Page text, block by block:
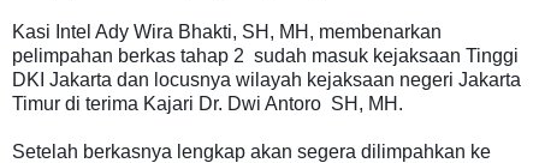
Kasi Intel Ady Wira Bhakti, SH, MH, membenarkan
pelimpahan berkas tahap 2 sudah masuk kejaksaan Tinggi
DKI Jakarta dan locusnya wilayah kejaksaan negeri Jakarta
Timur di terima Kajari Dr. Dwi Antoro SH, MH.
Setelah berkasnya lengkap akan segera dilimpahkan ke